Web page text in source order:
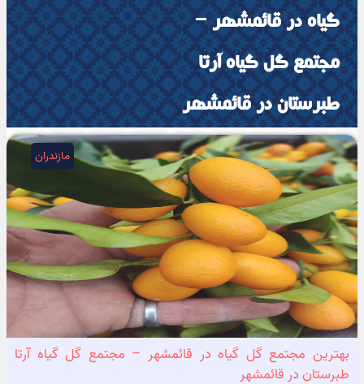
گیاه در قائمشهر –
مجتمع گل گیاه آرتا
طبرستان در قائمشهر
مازندران
بهترین مجتمع گل گیاه در قائمشهر – مجتمع گل گیاه آرتا
طبرستان در قائمشهر